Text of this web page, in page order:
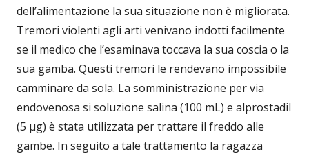
dell’alimentazione la sua situazione non è migliorata.
Tremori violenti agli arti venivano indotti facilmente
se il medico che l’esaminava toccava la sua coscia o la
sua gamba. Questi tremori le rendevano impossibile
camminare da sola. La somministrazione per via
endovenosa si soluzione salina (100 mL) e alprostadil
(5 μg) è stata utilizzata per trattare il freddo alle
gambe. In seguito a tale trattamento la ragazza